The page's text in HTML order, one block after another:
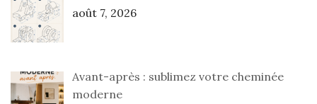
août 7, 2026
Avant-après : sublimez votre cheminée
moderne